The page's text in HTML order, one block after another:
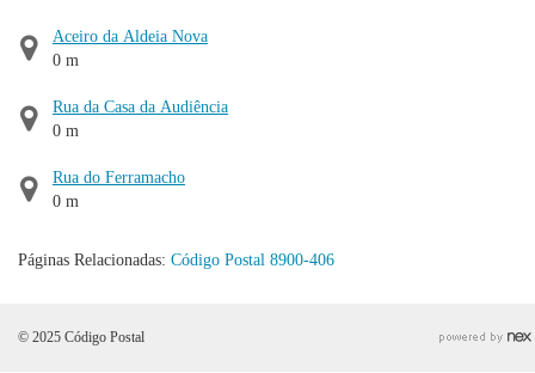
Aceiro da Aldeia Nova
0 m
Rua da Casa da Audiência
0 m
Rua do Ferramacho
0 m
Páginas Relacionadas: Código Postal 8900-406
© 2025 Código Postal